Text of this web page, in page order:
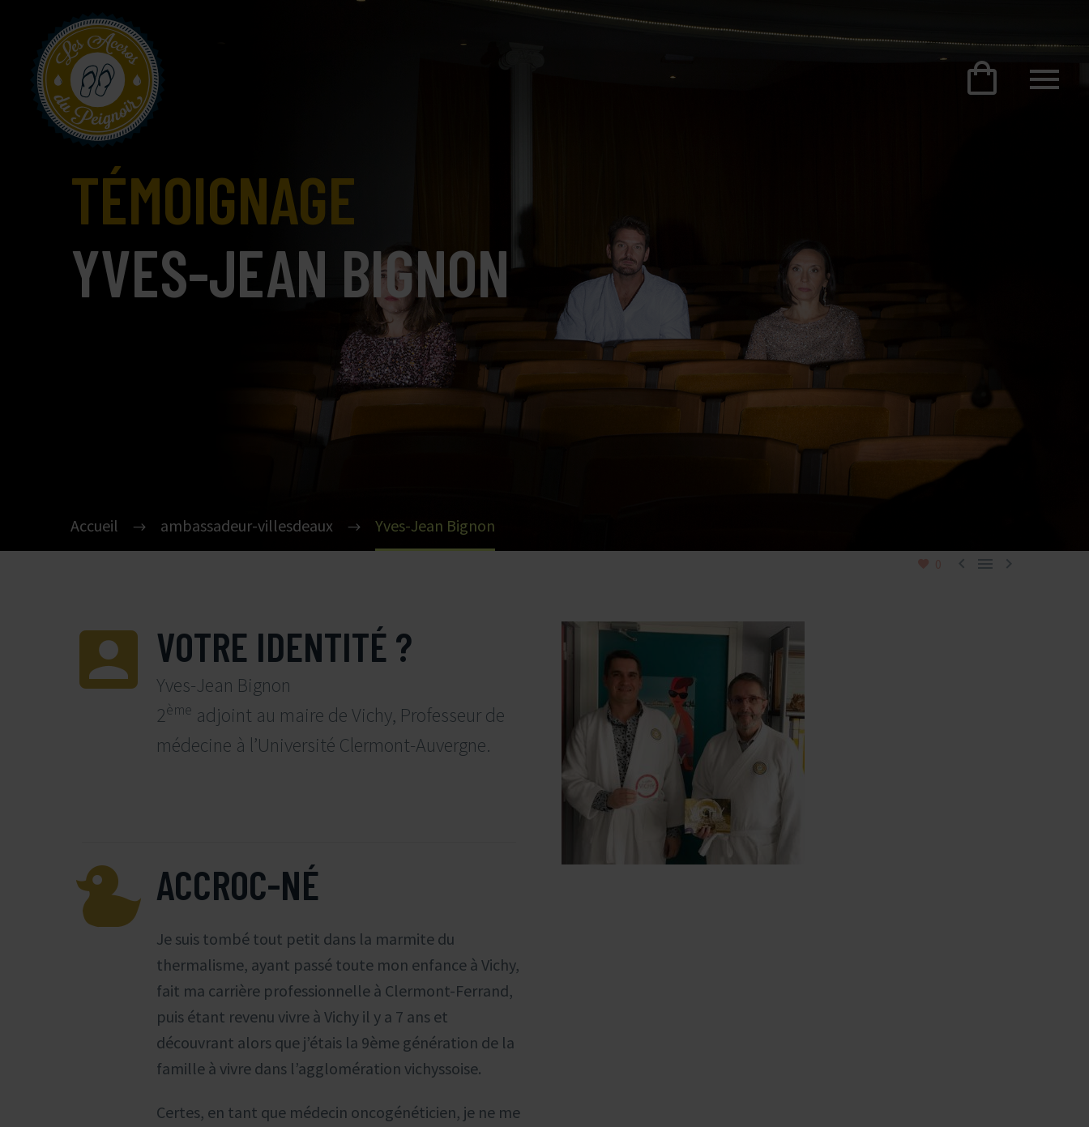
TÉMOIGNAGE
YVES-JEAN BIGNON
Accueil ambassadeur-villesdeaux Yves-Jean Bignon
0   

 VOTRE IDENTITÉ ?
Yves-Jean Bignon
2ème adjoint au maire de Vichy, Professeur de
médecine à l’Université Clermont-Auvergne.

 ACCROC-NÉ
Je suis tombé tout petit dans la marmite du
thermalisme, ayant passé toute mon enfance à Vichy,
fait ma carrière professionnelle à Clermont-Ferrand,
puis étant revenu vivre à Vichy il y a 7 ans et
découvrant alors que j’étais la 9ème génération de la
famille à vivre dans l’agglomération vichyssoise.
Certes, en tant que médecin oncogénéticien, je ne me